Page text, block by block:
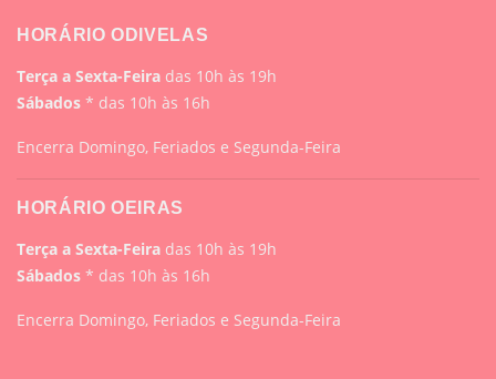
HORÁRIO ODIVELAS
Terça a Sexta-Feira das 10h às 19h
Sábados * das 10h às 16h
Encerra Domingo, Feriados e Segunda-Feira
HORÁRIO OEIRAS
Terça a Sexta-Feira das 10h às 19h
Sábados * das 10h às 16h
Encerra Domingo, Feriados e Segunda-Feira